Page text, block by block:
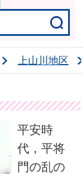
上山川地区
平安時
代，平将
門の乱の